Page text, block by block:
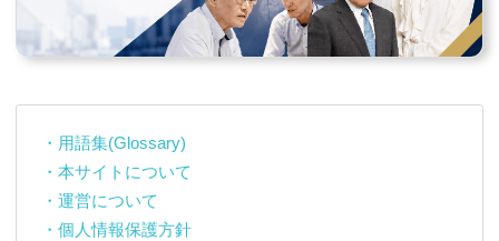
・用語集(Glossary)
・本サイトについて
・運営について
・個人情報保護方針